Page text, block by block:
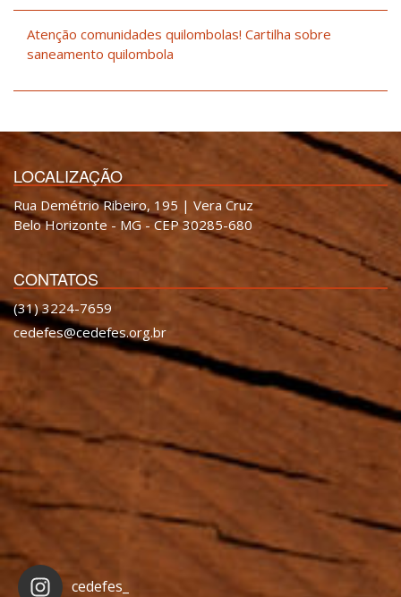
Atenção comunidades quilombolas! Cartilha sobre
saneamento quilombola
LOCALIZAÇÃO
Rua Demétrio Ribeiro, 195 | Vera Cruz
Belo Horizonte - MG - CEP 30285-680
CONTATOS
(31) 3224-7659
cedefes@cedefes.org.br
cedefes_